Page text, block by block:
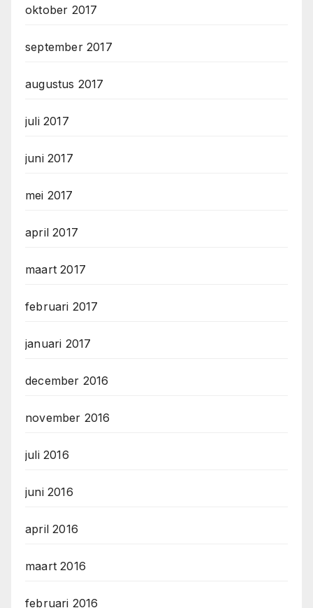
oktober 2017
september 2017
augustus 2017
juli 2017
juni 2017
mei 2017
april 2017
maart 2017
februari 2017
januari 2017
december 2016
november 2016
juli 2016
juni 2016
april 2016
maart 2016
februari 2016